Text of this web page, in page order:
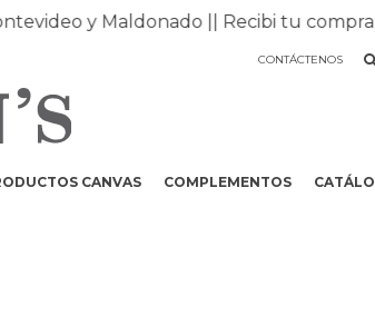
y Maldonado || Recibi tu compra en
CANVAS COMPLEMENTOS
CONTÁCTENOS